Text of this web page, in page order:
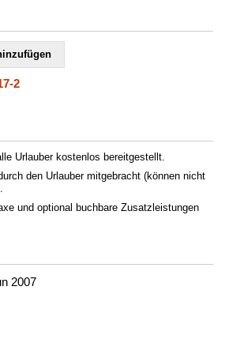
2
Urlauber kostenlos bereitgestellt.
den Urlauber mitgebracht (können nicht
und optional buchbare Zusatzleistungen
2007